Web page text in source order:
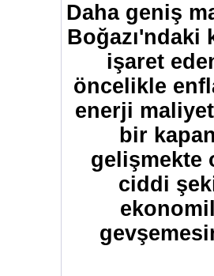
Daha geniş
Boğazı'ndaki
işaret
öncelikle
enerji
bir
gelişmekte
ciddi